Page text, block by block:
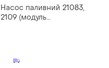
Насос паливний 21083,
2109 (модуль